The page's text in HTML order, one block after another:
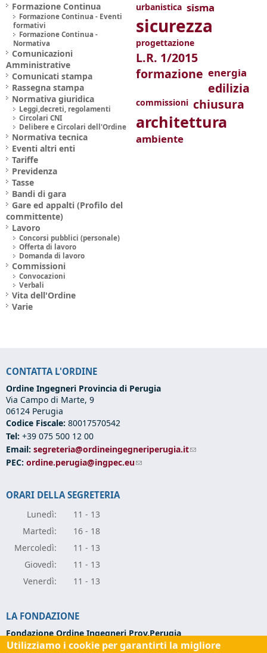
Formazione Continua
Formazione Continua - Eventi
formativi
Formazione Continua -
Normativa
Comunicazioni
Amministrative
Comunicati stampa
Rassegna stampa
Normativa giuridica
Leggi,decreti, regolamenti
Circolari CNI
Delibere e Circolari dell'Ordine
Normativa tecnica
Eventi altri enti
Tariffe
Previdenza
Tasse
Bandi di gara
Gare ed appalti (Profilo del
committente)
Lavoro
Concorsi pubblici (personale)
Offerta di lavoro
Domanda di lavoro
Commissioni
Convocazioni
Verbali
Vita dell'Ordine
Varie
urbanistica sisma
sicurezza
progettazione
L.R. 1/2015
formazione energia
edilizia
commissioni chiusura
architettura
ambiente
CONTATTA L'ORDINE
Ordine Ingegneri Provincia di Perugia
Via Campo di Marte, 9
06124 Perugia
Codice Fiscale: 80017570542
Tel: +39 075 500 12 00
Email: segreteria@ordineingegneriperugia.it(link sends e-mail)
PEC: ordine.perugia@ingpec.eu(link sends e-mail)
ORARI DELLA SEGRETERIA
Lunedì:
11 - 13
Martedì:
16 - 18
Mercoledì:
11 - 13
Giovedì:
11 - 13
Venerdì: 11 - 13
LA FONDAZIONE
Fondazione Ordine Ingegneri Prov.Perugia
Via Campo di Marte, 9 - 06124 Perugia
Utilizziamo i cookie per garantirti la migliore